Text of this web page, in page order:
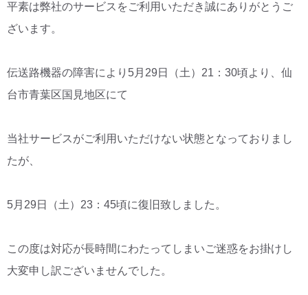
平素は弊社のサービスをご利用いただき誠にありがとうご
ざいます。
伝送路機器の障害により5月29日（土）21：30頃より、仙
台市青葉区国見地区にて
当社サービスがご利用いただけない状態となっておりまし
たが、
5月29日（土）23：45頃に復旧致しました。
この度は対応が長時間にわたってしまいご迷惑をお掛けし
大変申し訳ございませんでした。
CM・広告掲載